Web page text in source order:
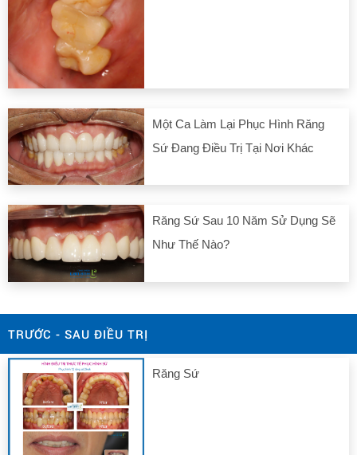
Một Ca Làm Lại Phục Hình Răng
Sứ Đang Điều Trị Tại Nơi Khác
Răng Sứ Sau 10 Năm Sử Dụng Sẽ
Như Thế Nào?
TRƯỚC - SAU ĐIỀU TRỊ
Răng Sứ